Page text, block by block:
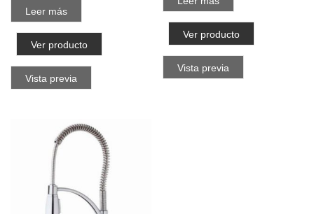
Leer más
Ver producto
Vista previa
Ver producto
Vista previa